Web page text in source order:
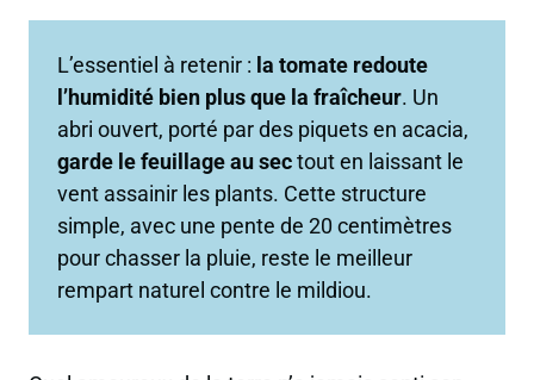
L’essentiel à retenir : la tomate redoute
l’humidité bien plus que la fraîcheur. Un
abri ouvert, porté par des piquets en acacia,
garde le feuillage au sectout en laissant le
vent assainir les plants. Cette structure
simple, avec une pente de 20 centimètres
pour chasser la pluie, reste le meilleur
rempart naturel contre le mildiou.